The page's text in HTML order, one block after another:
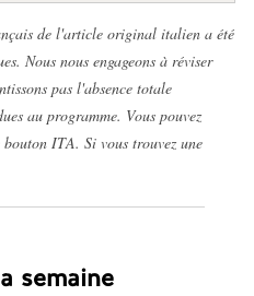
de l'article original italien a été
Nous nous engageons à réviser
pas l'absence totale
au programme. Vous pouvez
ITA. Si vous trouvez une
semaine